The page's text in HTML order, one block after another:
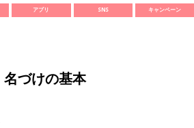
アプリ SNS キャンペーン
づけの基本